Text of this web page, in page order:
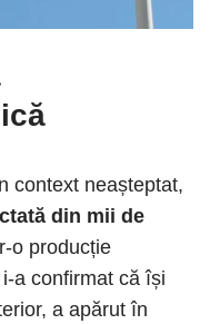
context neașteptat,
din mii de
o producție
a confirmat că își
a apărut în